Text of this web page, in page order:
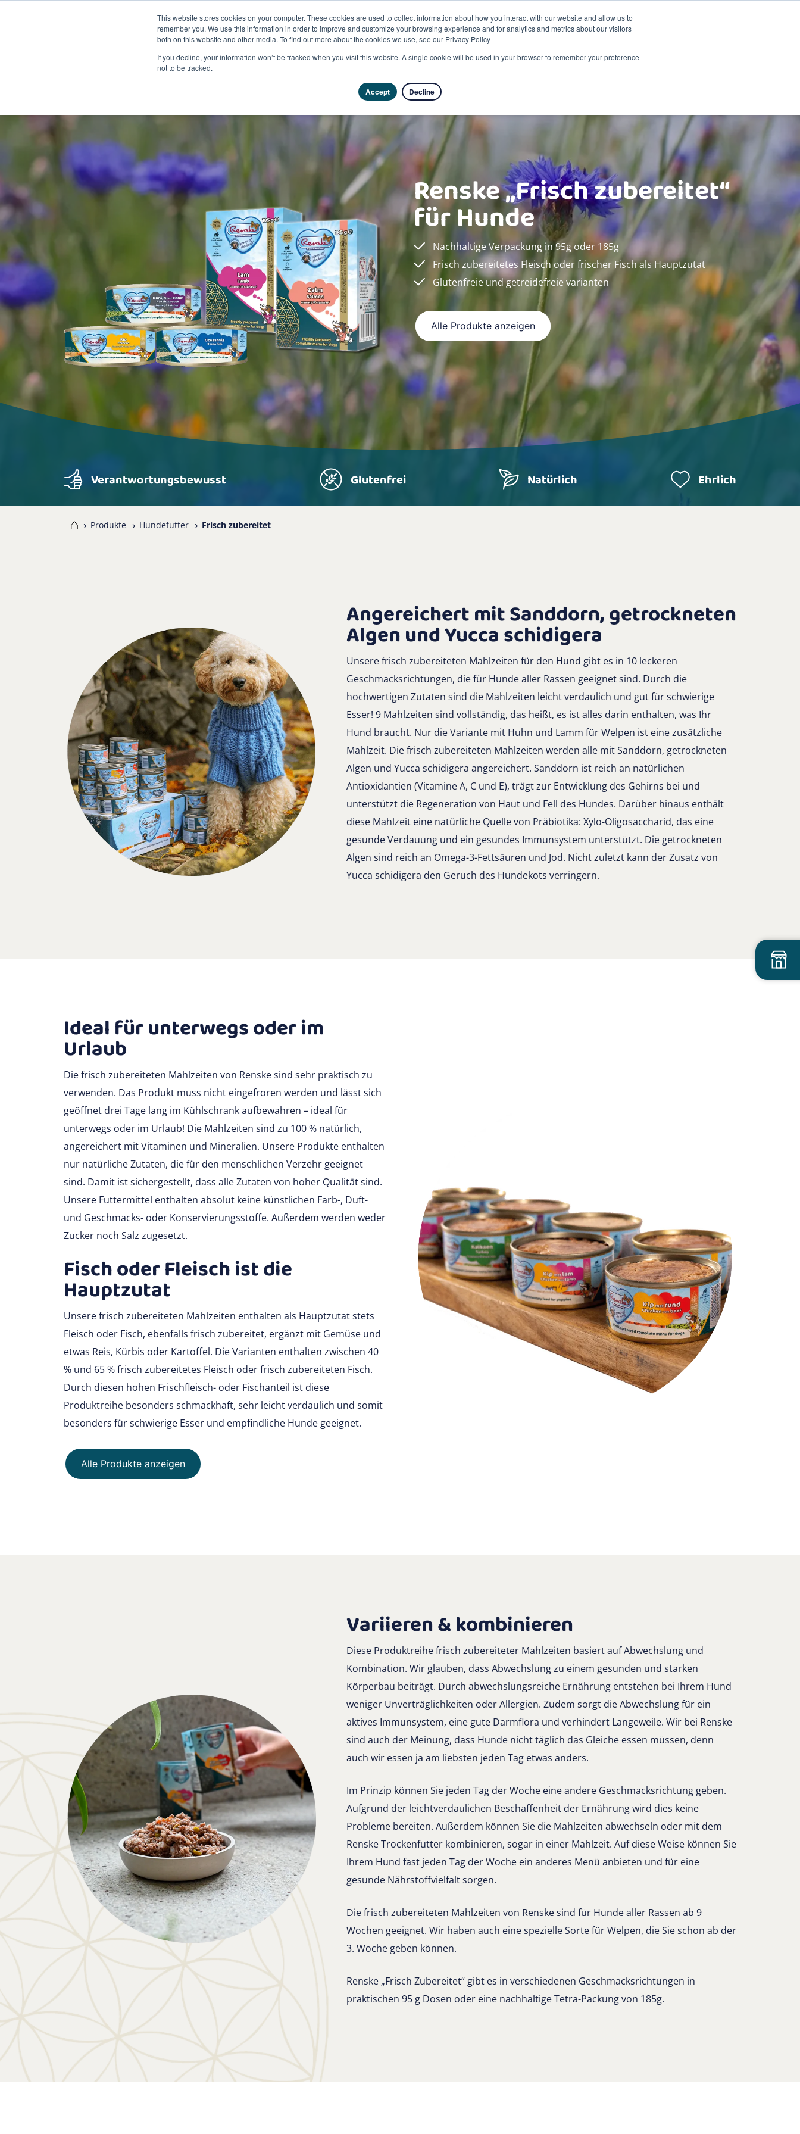
This website stores cookies on your computer. These cookies are used to collect information about how you interact with our website and allow us to
remember you. We use this information in order to improve and customize your browsing experience and for analytics and metrics about our visitors
both on this website and other media. To find out more about the cookies we use, see our Privacy Policy
If you decline, your information won’t be tracked when you visit this website. A single cookie will be used in your browser to remember your preference
not to be tracked.
Accept Decline
Renske „Frisch zubereitet“
für Hunde
Nachhaltige Verpackung in 95g oder 185g
Frisch zubereitetes Fleisch oder frischer Fisch als Hauptzutat
Glutenfreie und getreidefreie varianten
Alle Produkte anzeigen
Verantwortungsbewusst Glutenfrei Natürlich Ehrlich
Produkte Hundefutter Frisch zubereitet
Angereichert mit Sanddorn, getrockneten
Algen und Yucca schidigera
Unsere frisch zubereiteten Mahlzeiten für den Hund gibt es in 10 leckeren
Geschmacksrichtungen, die für Hunde aller Rassen geeignet sind. Durch die
hochwertigen Zutaten sind die Mahlzeiten leicht verdaulich und gut für schwierige
Esser! 9 Mahlzeiten sind vollständig, das heißt, es ist alles darin enthalten, was Ihr
Hund braucht. Nur die Variante mit Huhn und Lamm für Welpen ist eine zusätzliche
Mahlzeit. Die frisch zubereiteten Mahlzeiten werden alle mit Sanddorn, getrockneten
Algen und Yucca schidigera angereichert. Sanddorn ist reich an natürlichen
Antioxidantien (Vitamine A, C und E), trägt zur Entwicklung des Gehirns bei und
unterstützt die Regeneration von Haut und Fell des Hundes. Darüber hinaus enthält
diese Mahlzeit eine natürliche Quelle von Präbiotika: Xylo-Oligosaccharid, das eine
gesunde Verdauung und ein gesundes Immunsystem unterstützt. Die getrockneten
Algen sind reich an Omega-3-Fettsäuren und Jod. Nicht zuletzt kann der Zusatz von
Yucca schidigera den Geruch des Hundekots verringern.
Ideal für unterwegs oder im
Urlaub
Die frisch zubereiteten Mahlzeiten von Renske sind sehr praktisch zu
verwenden. Das Produkt muss nicht eingefroren werden und lässt sich
geöffnet drei Tage lang im Kühlschrank aufbewahren – ideal für
unterwegs oder im Urlaub! Die Mahlzeiten sind zu 100 % natürlich,
angereichert mit Vitaminen und Mineralien. Unsere Produkte enthalten
nur natürliche Zutaten, die für den menschlichen Verzehr geeignet
sind. Damit ist sichergestellt, dass alle Zutaten von hoher Qualität sind.
Unsere Futtermittel enthalten absolut keine künstlichen Farb-, Duft-
und Geschmacks- oder Konservierungsstoffe. Außerdem werden weder
Zucker noch Salz zugesetzt.
Fisch oder Fleisch ist die
Hauptzutat
Unsere frisch zubereiteten Mahlzeiten enthalten als Hauptzutat stets
Fleisch oder Fisch, ebenfalls frisch zubereitet, ergänzt mit Gemüse und
etwas Reis, Kürbis oder Kartoffel. Die Varianten enthalten zwischen 40
% und 65 % frisch zubereitetes Fleisch oder frisch zubereiteten Fisch.
Durch diesen hohen Frischfleisch- oder Fischanteil ist diese
Produktreihe besonders schmackhaft, sehr leicht verdaulich und somit
besonders für schwierige Esser und empfindliche Hunde geeignet.
Alle Produkte anzeigen
Variieren & kombinieren
Diese Produktreihe frisch zubereiteter Mahlzeiten basiert auf Abwechslung und
Kombination. Wir glauben, dass Abwechslung zu einem gesunden und starken
Körperbau beiträgt. Durch abwechslungsreiche Ernährung entstehen bei Ihrem Hund
weniger Unverträglichkeiten oder Allergien. Zudem sorgt die Abwechslung für ein
aktives Immunsystem, eine gute Darmflora und verhindert Langeweile. Wir bei Renske
sind auch der Meinung, dass Hunde nicht täglich das Gleiche essen müssen, denn
auch wir essen ja am liebsten jeden Tag etwas anders.
Im Prinzip können Sie jeden Tag der Woche eine andere Geschmacksrichtung geben.
Aufgrund der leichtverdaulichen Beschaffenheit der Ernährung wird dies keine
Probleme bereiten. Außerdem können Sie die Mahlzeiten abwechseln oder mit dem
Renske Trockenfutter kombinieren, sogar in einer Mahlzeit. Auf diese Weise können Sie
Ihrem Hund fast jeden Tag der Woche ein anderes Menü anbieten und für eine
gesunde Nährstoffvielfalt sorgen.
Die frisch zubereiteten Mahlzeiten von Renske sind für Hunde aller Rassen ab 9
Wochen geeignet. Wir haben auch eine spezielle Sorte für Welpen, die Sie schon ab der
3. Woche geben können.
Renske „Frisch Zubereitet“ gibt es in verschiedenen Geschmacksrichtungen in
praktischen 95 g Dosen oder eine nachhaltige Tetra-Packung von 185g.